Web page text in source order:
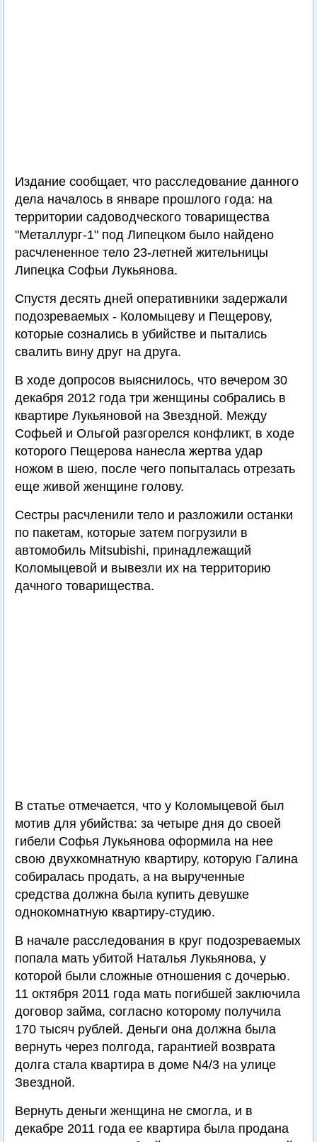
Издание сообщает, что расследование данного
дела началось в январе прошлого года: на
территории садоводческого товарищества
"Металлург-1" под Липецком было найдено
расчлененное тело 23-летней жительницы
Липецка Софьи Лукьянова.
Спустя десять дней оперативники задержали
подозреваемых - Коломыцеву и Пещерову,
которые сознались в убийстве и пытались
свалить вину друг на друга.
В ходе допросов выяснилось, что вечером 30
декабря 2012 года три женщины собрались в
квартире Лукьяновой на Звездной. Между
Софьей и Ольгой разгорелся конфликт, в ходе
которого Пещерова нанесла жертва удар
ножом в шею, после чего попыталась отрезать
еще живой женщине голову.
Сестры расчленили тело и разложили останки
по пакетам, которые затем погрузили в
автомобиль Mitsubishi, принадлежащий
Коломыцевой и вывезли их на территорию
дачного товарищества.
В статье отмечается, что у Коломыцевой был
мотив для убийства: за четыре дня до своей
гибели Софья Лукьянова оформила на нее
свою двухкомнатную квартиру, которую Галина
собиралась продать, а на вырученные
средства должна была купить девушке
однокомнатную квартиру-студию.
В начале расследования в круг подозреваемых
попала мать убитой Наталья Лукьянова, у
которой были сложные отношения с дочерью.
11 октября 2011 года мать погибшей заключила
договор займа, согласно которому получила
170 тысяч рублей. Деньги она должна была
вернуть через полгода, гарантией возврата
долга стала квартира в доме N4/3 на улице
Звездной.
Вернуть деньги женщина не смогла, и в
декабре 2011 года ее квартира была продана